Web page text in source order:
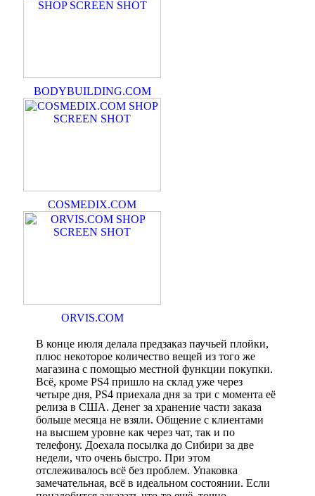
BODYBUILDING.COM
COSMEDIX.COM
ORVIS.COM
В конце июля делала предзаказ паучьей плойки,
плюс некоторое количество вещей из того же
магазина с помощью местной функции покупки.
Всё, кроме PS4 пришло на склад уже через
четыре дня, PS4 приехала дня за три с момента её
релиза в США. Денег за хранение части заказа
больше месяца не взяли. Общение с клиентами
на высшем уровне как через чат, так и по
телефону. Доехала посылка до Сибири за две
недели, что очень быстро. При этом
отслеживалось всё без проблем. Упаковка
замечательная, всё в идеальном состоянии. Если